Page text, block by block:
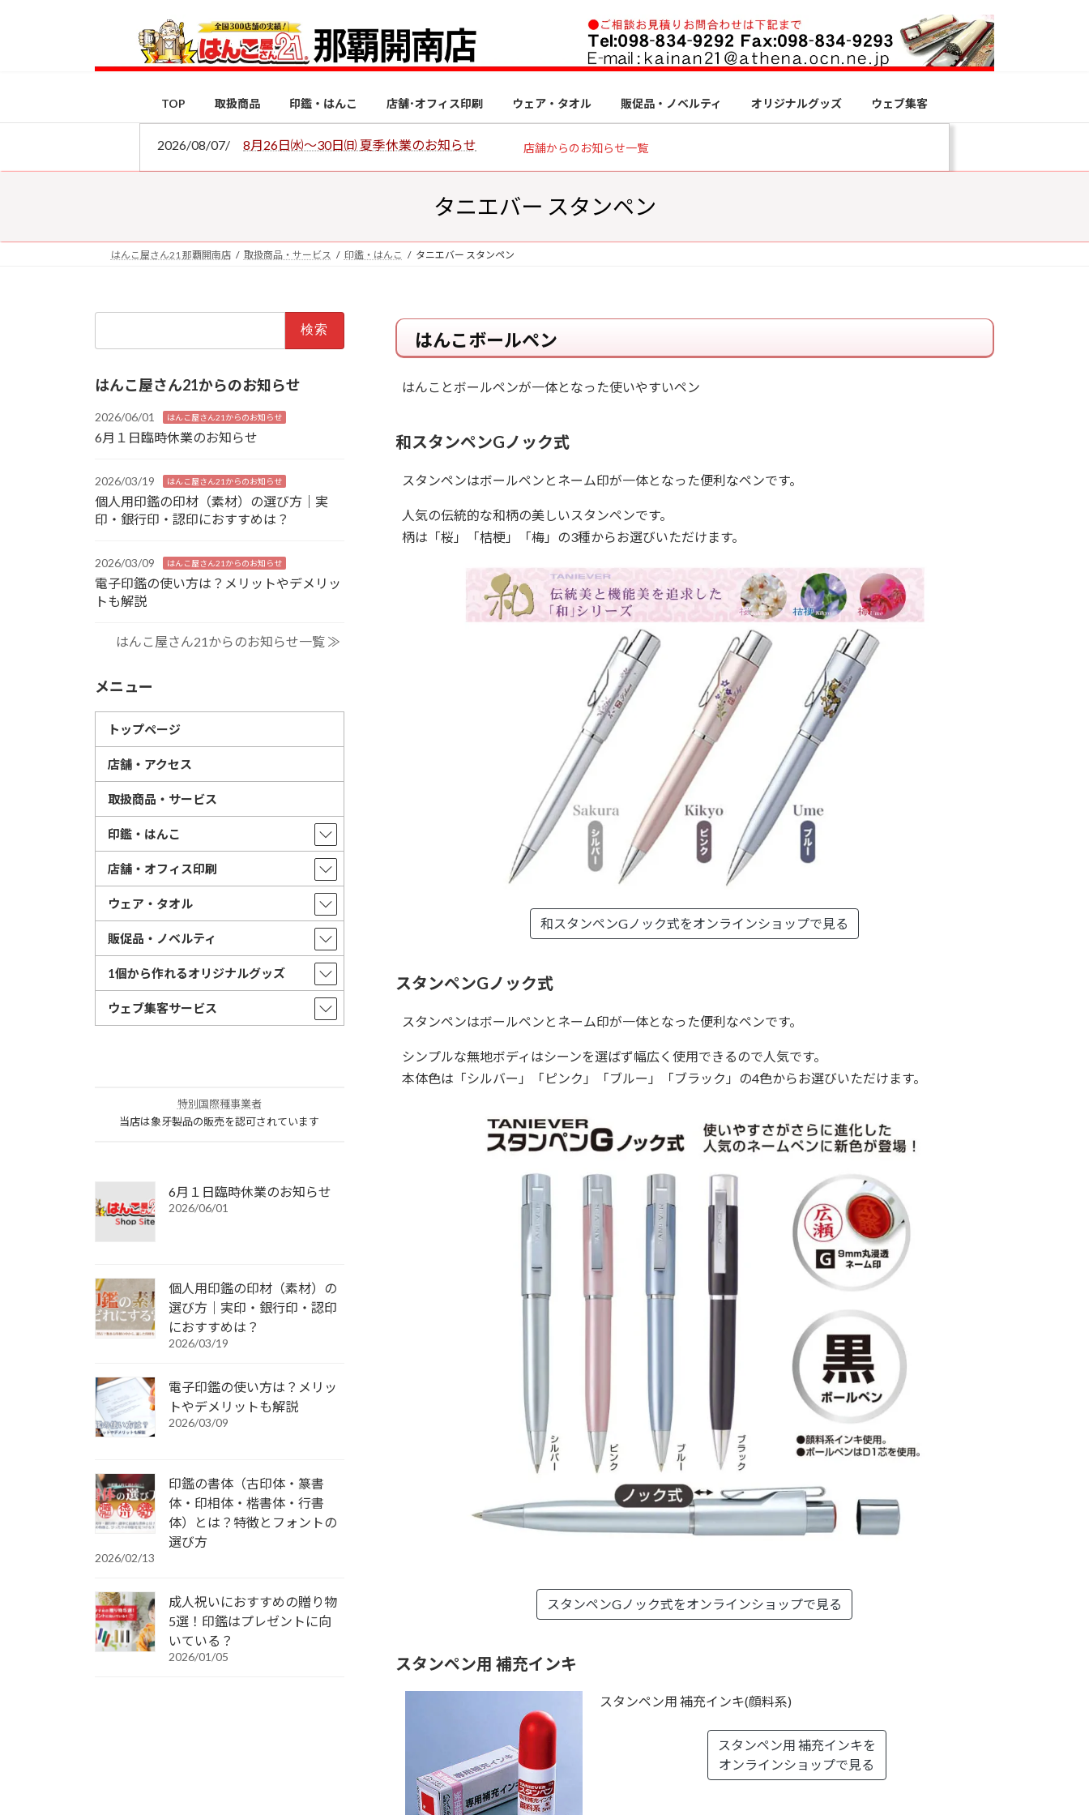
ス
ン
TOP 取扱商品 印鑑・はんこ 店舗･オフィス印刷 ウェア・タオル 販促品・ノベルティ オリジナルグッズ ウェブ集客
2026/08/07/ 8月26日㈬～30日㈰ 夏季休業のお知らせ 店舗からのお知らせ一覧
タニエバー スタンペン
はんこ屋さん21 那覇開南店 取扱商品・サービス 印鑑・はんこ タニエバー スタンペン
はんこボールペン
はんことボールペンが一体となった使いやすいペン
和スタンペンGノック式
スタンペンはボールペンとネーム印が一体となった便利なペンです。
人気の伝統的な和柄の美しいスタンペンです。
柄は「桜」「桔梗」「梅」の3種からお選びいただけます。
和スタンペンGノック式をオンラインショップで見る
スタンペンGノック式
スタンペンはボールペンとネーム印が一体となった便利なペンです。
シンプルな無地ボディはシーンを選ばず幅広く使用できるので人気です。
本体色は「シルバー」「ピンク」「ブルー」「ブラック」の4色からお選びいただけます。
スタンペンGノック式をオンラインショップで見る
スタンペン用 補充インキ
スタンペン用 補充インキ(顔料系)
スタンペン用 補充インキを
オンラインショップで見る
はんこ屋さん21からのお知らせ
2026/06/01 はんこ屋さん21からのお知らせ
6月１日臨時休業のお知らせ
2026/03/19 はんこ屋さん21からのお知らせ
個人用印鑑の印材（素材）の選び方｜実
印・銀行印・認印におすすめは？
2026/03/09 はんこ屋さん21からのお知らせ
電子印鑑の使い方は？メリットやデメリッ
トも解説
はんこ屋さん21からのお知らせ一覧 ≫
メニュー
トップページ
店舗・アクセス
取扱商品・サービス
印鑑・はんこ
店舗・オフィス印刷
ウェア・タオル
販促品・ノベルティ
1個から作れるオリジナルグッズ
ウェブ集客サービス
特別国際種事業者
当店は象牙製品の販売を認可されています
6月１日臨時休業のお知らせ
2026/06/01
個人用印鑑の印材（素材）の
選び方｜実印・銀行印・認印
におすすめは？
2026/03/19
電子印鑑の使い方は？メリッ
トやデメリットも解説
2026/03/09
印鑑の書体（古印体・篆書
体・印相体・楷書体・行書
体）とは？特徴とフォントの
選び方
2026/02/13
成人祝いにおすすめの贈り物
5選！印鑑はプレゼントに向
いている？
2026/01/05